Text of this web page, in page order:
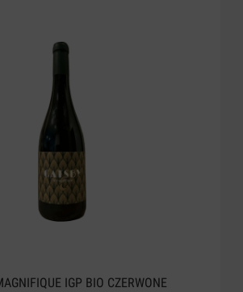
IGP BIO CZERWONE